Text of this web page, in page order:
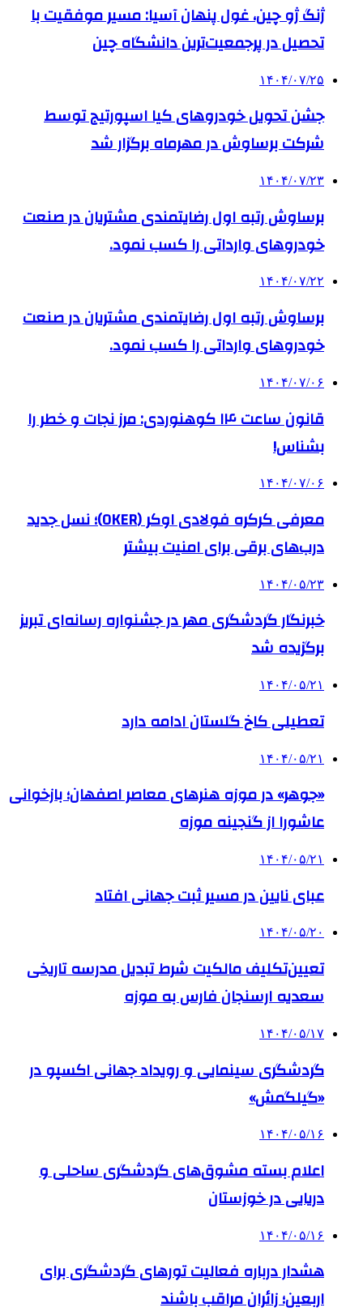
ژنگ ژو چین، غول پنهان آسیا: مسیر موفقیت با
تحصیل در پرجمعیت‌ترین دانشگاه چین
۱۴۰۴/۰۷/۲۵
جشن تحویل خودروهای کیا اسپورتیج توسط
شرکت برساوش در مهرماه برگزار شد
۱۴۰۴/۰۷/۲۳
برساوش رتبه اول رضایتمندی مشتریان در صنعت
خودروهای وارداتی را کسب نمود.
۱۴۰۴/۰۷/۲۲
برساوش رتبه اول رضایتمندی مشتریان در صنعت
خودروهای وارداتی را کسب نمود.
۱۴۰۴/۰۷/۰۶
قانون ساعت ۱۴ کوهنوردی: مرز نجات و خطر را
بشناس!
۱۴۰۴/۰۷/۰۶
معرفی کرکره فولادی اوکر (OKER)؛ نسل جدید
درب‌های برقی برای امنیت بیشتر
۱۴۰۴/۰۵/۲۳
خبرنگار گردشگری مهر در جشنواره رسانه‌ای تبریز
برگزیده شد
۱۴۰۴/۰۵/۲۱
تعطیلی کاخ گلستان ادامه دارد
۱۴۰۴/۰۵/۲۱
«جوهر» در موزه هنرهای معاصر اصفهان؛ بازخوانی
عاشورا از گنجینه موزه
۱۴۰۴/۰۵/۲۱
عبای نایین در مسیر ثبت جهانی افتاد
۱۴۰۴/۰۵/۲۰
تعیین‌تکلیف مالکیت شرط تبدیل مدرسه تاریخی
سعدیه ارسنجان فارس به موزه
۱۴۰۴/۰۵/۱۷
گردشگری سینمایی و رویداد جهانی اکسپو در
«گیلگمش»
۱۴۰۴/۰۵/۱۶
اعلام بسته مشوق‌های گردشگری ساحلی و
دریایی در خوزستان
۱۴۰۴/۰۵/۱۶
هشدار درباره فعالیت تورهای گردشگری برای
اربعین؛ زائران مراقب باشند